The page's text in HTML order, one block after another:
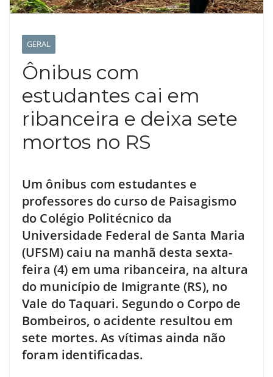
GERAL
Ônibus com
estudantes cai em
ribanceira e deixa sete
mortos no RS
Um ônibus com estudantes e
professores do curso de Paisagismo
do Colégio Politécnico da
Universidade Federal de Santa Maria
(UFSM) caiu na manhã desta sexta-
feira (4) em uma ribanceira, na altura
do município de Imigrante (RS), no
Vale do Taquari. Segundo o Corpo de
Bombeiros, o acidente resultou em
sete mortes. As vítimas ainda não
foram identificadas.